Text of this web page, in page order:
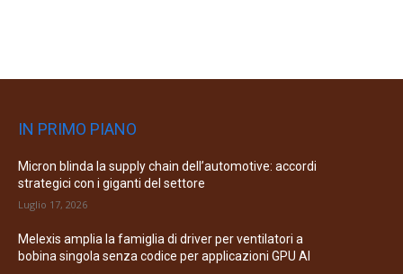
IN PRIMO PIANO
Micron blinda la supply chain dell’automotive: accordi
strategici con i giganti del settore
Luglio 17, 2026
Melexis amplia la famiglia di driver per ventilatori a
bobina singola senza codice per applicazioni GPU AI